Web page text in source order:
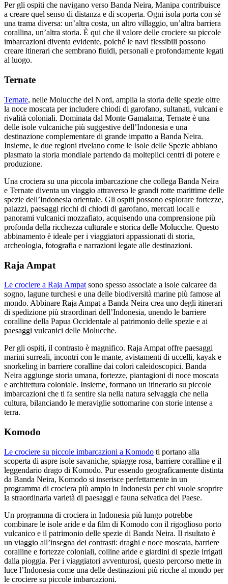
Per gli ospiti che navigano verso Banda Neira, Manipa contribuisce
a creare quel senso di distanza e di scoperta. Ogni isola porta con sé
una trama diversa: un’altra costa, un altro villaggio, un’altra barriera
corallina, un’altra storia. È qui che il valore delle crociere su piccole
imbarcazioni diventa evidente, poiché le navi flessibili possono
creare itinerari che sembrano fluidi, personali e profondamente legati
al luogo.
Ternate
Ternate, nelle Molucche del Nord, amplia la storia delle spezie oltre
la noce moscata per includere chiodi di garofano, sultanati, vulcani e
rivalità coloniali. Dominata dal Monte Gamalama, Ternate è una
delle isole vulcaniche più suggestive dell’Indonesia e una
destinazione complementare di grande impatto a Banda Neira.
Insieme, le due regioni rivelano come le Isole delle Spezie abbiano
plasmato la storia mondiale partendo da molteplici centri di potere e
produzione.
Una crociera su una piccola imbarcazione che collega Banda Neira
e Ternate diventa un viaggio attraverso le grandi rotte marittime delle
spezie dell’Indonesia orientale. Gli ospiti possono esplorare fortezze,
palazzi, paesaggi ricchi di chiodi di garofano, mercati locali e
panorami vulcanici mozzafiato, acquisendo una comprensione più
profonda della ricchezza culturale e storica delle Molucche. Questo
abbinamento è ideale per i viaggiatori appassionati di storia,
archeologia, fotografia e narrazioni legate alle destinazioni.
Raja Ampat
Le crociere a Raja Ampat sono spesso associate a isole calcaree da
sogno, lagune turchesi e una delle biodiversità marine più famose al
mondo. Abbinare Raja Ampat a Banda Neira crea uno degli itinerari
di spedizione più straordinari dell’Indonesia, unendo le barriere
coralline della Papua Occidentale al patrimonio delle spezie e ai
paesaggi vulcanici delle Molucche.
Per gli ospiti, il contrasto è magnifico. Raja Ampat offre paesaggi
marini surreali, incontri con le mante, avistamenti di uccelli, kayak e
snorkeling in barriere coralline dai colori caleidoscopici. Banda
Neira aggiunge storia umana, fortezze, piantagioni di noce moscata
e architettura coloniale. Insieme, formano un itinerario su piccole
imbarcazioni che ti fa sentire sia nella natura selvaggia che nella
cultura, bilanciando le meraviglie sottomarine con storie intense a
terra.
Komodo
Le crociere su piccole imbarcazioni a Komodo ti portano alla
scoperta di aspre isole savaniche, spiagge rosa, barriere coralline e il
leggendario drago di Komodo. Pur essendo geograficamente distinta
da Banda Neira, Komodo si inserisce perfettamente in un
programma di crociera più ampio in Indonesia per chi vuole scoprire
la straordinaria varietà di paesaggi e fauna selvatica del Paese.
Un programma di crociera in Indonesia più lungo potrebbe
combinare le isole aride e da film di Komodo con il rigoglioso porto
vulcanico e il patrimonio delle spezie di Banda Neira. Il risultato è
un viaggio all’insegna dei contrasti: draghi e noce moscata, barriere
coralline e fortezze coloniali, colline aride e giardini di spezie irrigati
dalla pioggia. Per i viaggiatori avventurosi, questo percorso mette in
luce l’Indonesia come una delle destinazioni più ricche al mondo per
le crociere su piccole imbarcazioni.